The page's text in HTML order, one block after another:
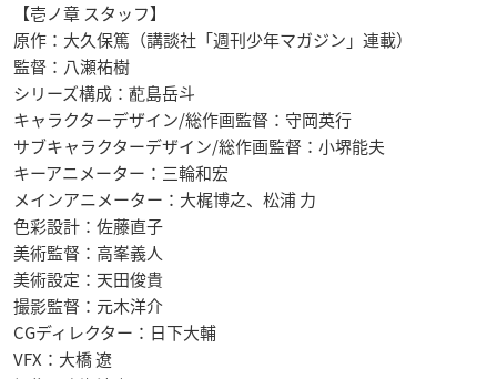
【壱ノ章 スタッフ】
原作：大久保篤（講談社「週刊少年マガジン」連載）
監督：八瀬祐樹
シリーズ構成：蓜島岳斗
キャラクターデザイン/総作画監督：守岡英行
サブキャラクターデザイン/総作画監督：小堺能夫
キーアニメーター：三輪和宏
メインアニメーター：大梶博之、松浦 力
色彩設計：佐藤直子
美術監督：高峯義人
美術設定：天田俊貴
撮影監督：元木洋介
CGディレクター：日下大輔
VFX：大橋 遼